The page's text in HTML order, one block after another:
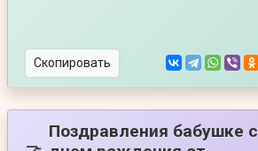
Скопировать
Поздравления бабушке с